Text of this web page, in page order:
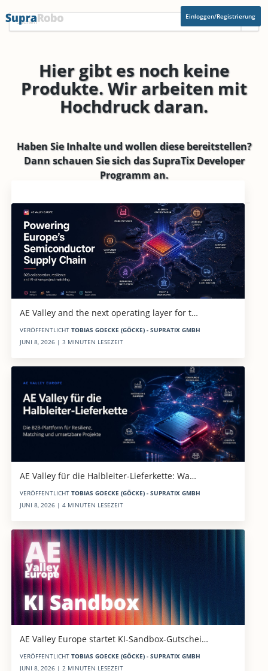
Einloggen/Registrierung
Hier gibt es noch keine
Produkte. Wir arbeiten mit
Hochdruck daran.
Haben Sie Inhalte und wollen diese bereitstellen?
Dann schauen Sie sich dasSupraTix Developer
Programman.
AE Valley and the next operating layer for t…
VERÖFFENTLICHT TOBIAS GOECKE (GÖCKE) - SUPRATIX GMBH
JUNI 8, 2026 | 3 MINUTEN LESEZEIT
AE Valley für die Halbleiter-Lieferkette: Wa…
VERÖFFENTLICHT TOBIAS GOECKE (GÖCKE) - SUPRATIX GMBH
JUNI 8, 2026 | 4 MINUTEN LESEZEIT
AE Valley Europe startet KI-Sandbox-Gutschei…
VERÖFFENTLICHT TOBIAS GOECKE (GÖCKE) - SUPRATIX GMBH
JUNI 8, 2026 | 2 MINUTEN LESEZEIT